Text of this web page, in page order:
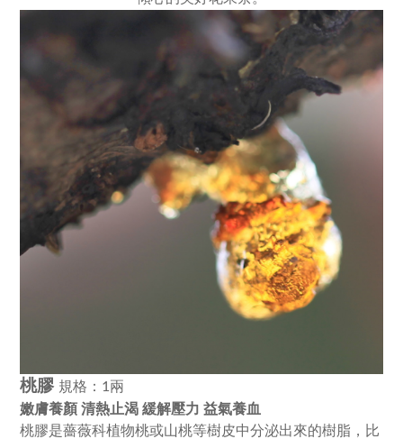
桃膠 規格：1兩
嫩膚養顏 清熱止渴 緩解壓力 益氣養血
桃膠是薔薇科植物桃或山桃等樹皮中分泌出來的樹脂，比